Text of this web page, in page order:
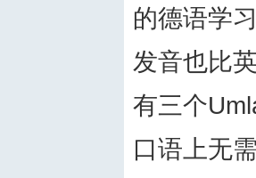
的德语学
发音也比
有三个
口语上无